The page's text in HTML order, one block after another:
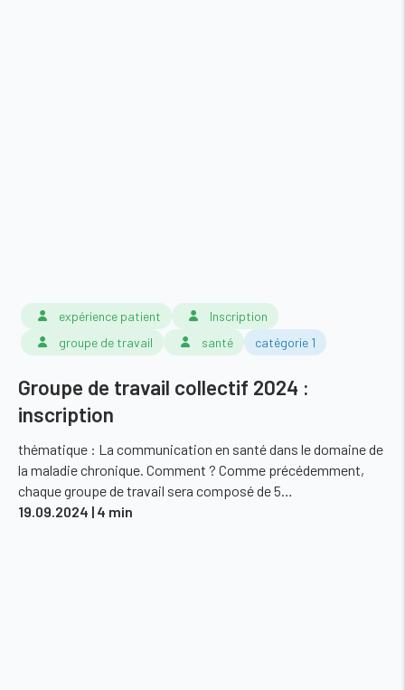
expérience patient
Inscription
groupe de travail
santé catégorie 1
Groupe de travail collectif 2024 :
inscription
thématique : La communication en santé dans le domaine de
la maladie chronique. Comment ? Comme précédemment,
chaque groupe de travail sera composé de 5…
19.09.2024 | 4 min